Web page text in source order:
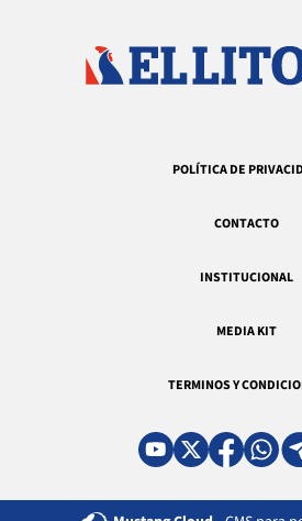
POLÍTICA DE
CONTACTO
INSTITUCIONAL
MEDIA KIT
TERMINOS Y